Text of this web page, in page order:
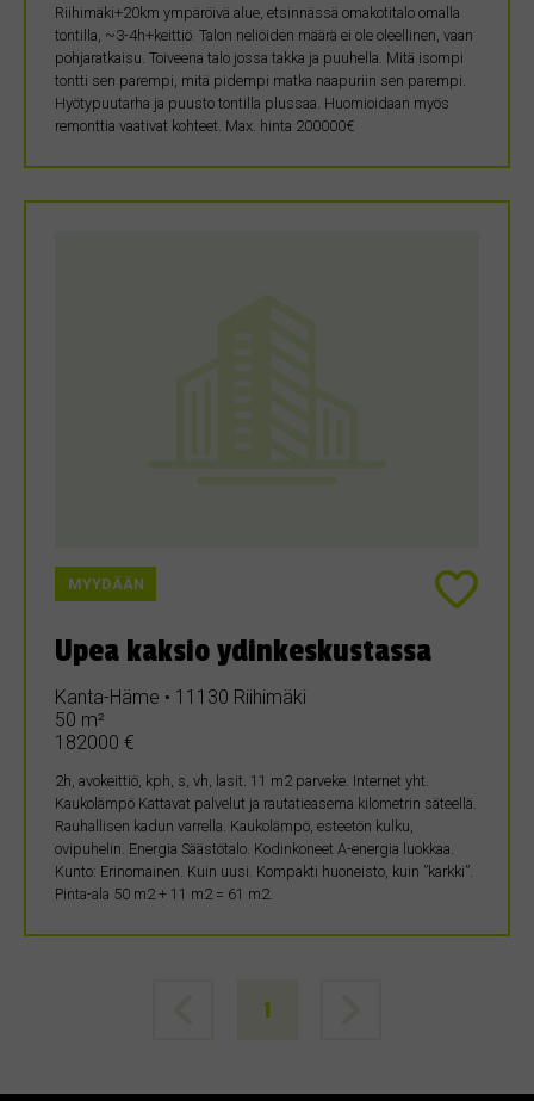
Riihimäki+20km ympäröivä alue, etsinnässä omakotitalo omalla
tontilla, ~3-4h+keittiö. Talon neliöiden määrä ei ole oleellinen, vaan
pohjaratkaisu. Toiveena talo jossa takka ja puuhella. Mitä isompi
tontti sen parempi, mitä pidempi matka naapuriin sen parempi.
Hyötypuutarha ja puusto tontilla plussaa. Huomioidaan myös
remonttia vaativat kohteet. Max. hinta 200000€
MYYDÄÄN
Upea kaksio ydinkeskustassa
Kanta-Häme • 11130 Riihimäki
50 m²
182000 €
2h, avokeittiö, kph, s, vh, lasit. 11 m2 parveke. Internet yht.
Kaukolämpö Kattavat palvelut ja rautatieasema kilometrin säteellä.
Rauhallisen kadun varrella. Kaukolämpö, esteetön kulku,
ovipuhelin. Energia Säästötalo. Kodinkoneet A-energia luokkaa.
Kunto: Erinomainen. Kuin uusi. Kompakti huoneisto, kuin ”karkki”.
Pinta-ala 50 m2 + 11 m2 = 61 m2.
1